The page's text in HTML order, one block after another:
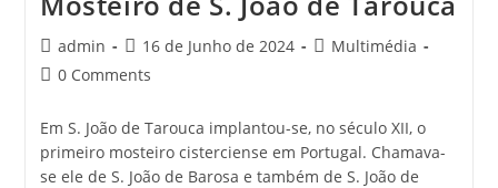
Post
author:
admin
Post
published:
16 de Junho de 2024
PostMultimédia
Post0 Comments
Em S. João de Tarouca implantou-se, no século XII, o
primeiro mosteiro cisterciense em Portugal. Chamava-
se ele de S. João de Barosa e também de S. João de